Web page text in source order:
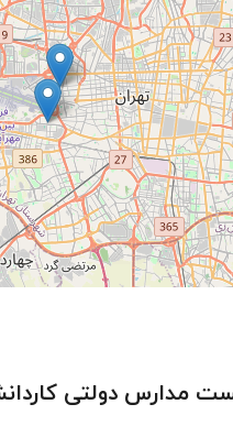
مدارس دولتی کاردانش